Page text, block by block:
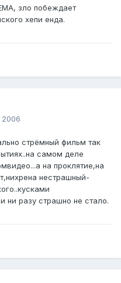
зло побеждает
хепи енда.
2006
стрёмный фильм так
самом деле
на проклятие,на
нестрашный-
ни разу страшно не стало.